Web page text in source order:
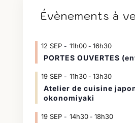
Évènements à
12 SEP 11h00- 16h30
PORTES OUVERTES
19 SEP 11h30- 13h30
Atelier de cuisine
okonomiyaki
19 SEP 14h30- 18h30